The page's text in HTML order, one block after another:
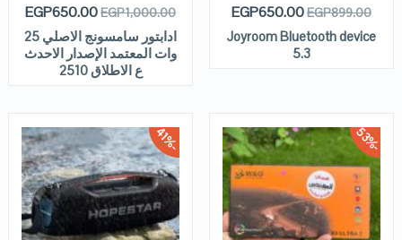
ادابتور سامسونج الاصلي 25
وات المعتمد الإصدار الاحدث
ع الاطلاق 2510
EGP1,000.00
EGP650.00
Joyroom Bluetooth device
5.3
EGP899.00
EGP650.00
-
4
1
% -
5
3
%